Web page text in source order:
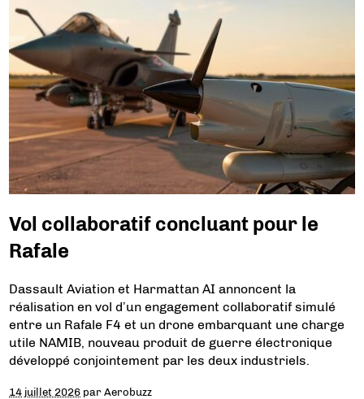
Vol collaboratif concluant pour le
Rafale
Dassault Aviation et Harmattan AI annoncent la
réalisation en vol d’un engagement collaboratif simulé
entre un Rafale F4 et un drone embarquant une charge
utile NAMIB, nouveau produit de guerre électronique
développé conjointement par les deux industriels.
14 juillet 2026 parAerobuzz